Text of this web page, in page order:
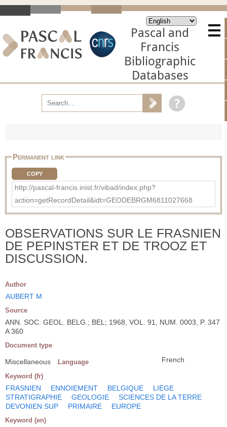
Pascal and
Francis
Bibliographic
Databases
Permanent link
COPY
http://pascal-francis.inist.fr/vibad/index.php?
action=getRecordDetail&idt=GEODEBRGM6811027668
OBSERVATIONS SUR LE FRASNIEN
DE PEPINSTER ET DE TROOZ ET
DISCUSSION.
Author
AUBERT M
Source
ANN. SOC. GEOL. BELG.; BEL; 1968, VOL. 91, NUM. 0003, P. 347
A 360
Document type
Miscellaneous Language French
Keyword (fr)
FRASNIEN ENNOIEMENT BELGIQUE
LIEGE
STRATIGRAPHIE
GEOLOGIE
SCIENCES DE LA TERRE
DEVONIEN SUP
PRIMAIRE EUROPE
Keyword (en)